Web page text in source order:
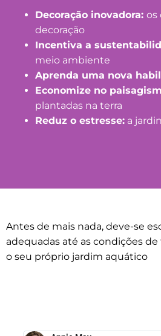
Decoração inovadora: os
decoração
Incentiva a
meio ambiente
Aprenda uma nova
Economize no
plantadas na terra
Reduz o estresse: a
Antes de mais nada, deve-se
adequadas até as condições
o seu próprio jardim aquático